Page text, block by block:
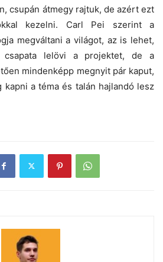
csupán átmegy rajtuk, de azért ezt
kezelni. Carl Pei szerint a
megváltani a világot, az is lehet,
lelövi a projektet, de a
mindenképp megnyit pár kaput,
kapni a téma és talán hajlandó lesz